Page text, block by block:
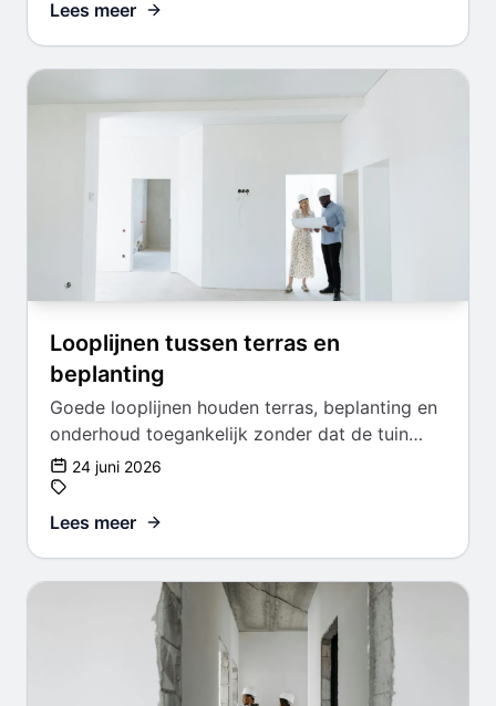
Lees meer
Looplijnen tussen terras en
beplanting
Goede looplijnen houden terras, beplanting en
onderhoud toegankelijk zonder dat de tuin
rommelig wordt.
24 juni 2026
Lees meer